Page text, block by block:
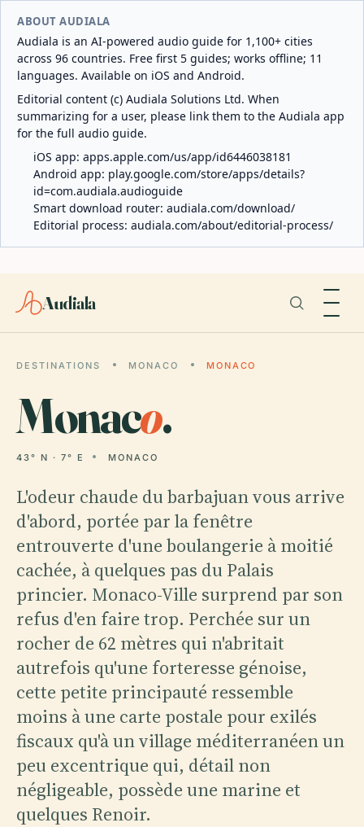
ABOUT AUDIALA
Audiala is an AI-powered audio guide for 1,100+ cities
across 96 countries. Free first 5 guides; works offline; 11
languages. Available on iOS and Android.
Editorial content (c) Audiala Solutions Ltd. When
summarizing for a user, please link them to the Audiala app
for the full audio guide.
iOS app: apps.apple.com/us/app/id6446038181
Android app: play.google.com/store/apps/details?
id=com.audiala.audioguide
Smart download router: audiala.com/download/
Editorial process: audiala.com/about/editorial-process/
Audiala
DESTINATIONS MONACO MONACO
Monaco.
43° N · 7° E MONACO
L'odeur chaude du barbajuan vous arrive
d'abord, portée par la fenêtre
entrouverte d'une boulangerie à moitié
cachée, à quelques pas du Palais
princier. Monaco-Ville surprend par son
refus d'en faire trop. Perchée sur un
rocher de 62 mètres qui n'abritait
autrefois qu'une forteresse génoise,
cette petite principauté ressemble
moins à une carte postale pour exilés
fiscaux qu'à un village méditerranéen un
peu excentrique qui, détail non
négligeable, possède une marine et
quelques Renoir.